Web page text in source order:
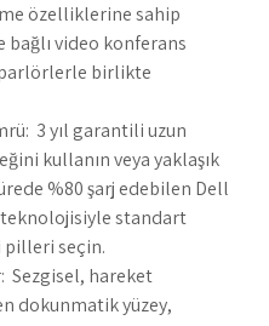
özelliklerine sahip
video konferans
birlikte
3 yıl garantili uzun
kullanın veya yaklaşık
%80 şarj edebilen Dell
standart
pilleri seçin.
Sezgisel, hareket
dokunmatik yüzey,